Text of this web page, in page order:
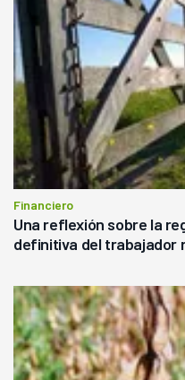
Financiero
Una reflexión sobre la
definitiva del trabajador